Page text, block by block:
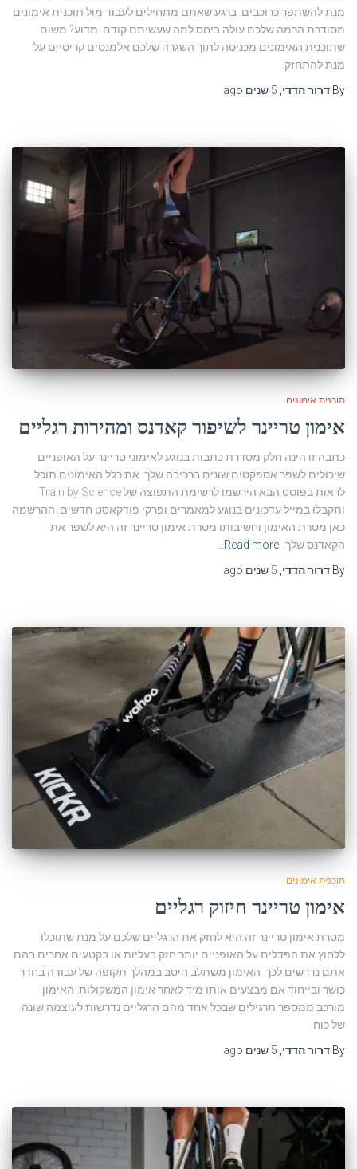
מנת להשתפר כרוכבים. ברגע שאתם מתחילים לעבוד מול תוכנית אימונים
מסודרת הרמה שלכם עולה ביחס למה שעשיתם קודם. מדוע? משום
שתוכנית האימונים מכניסה לתוך השגרה שלכם אלמנטים קריטיים על
מנת להתחזק.
By דרור הדדי, 5 שנים
תוכנית אימונים
אימון טריינר לשיפור קאדנס ומהירות רגליים
כתבה זו הינה חלק מסדרת כתבות בנוגע לאימוני טריינר על האופניים
שיכולים לשפר אספקטים שונים ברכיבה שלך. את כלל האימונים תוכל
לראות בפוסט הבא הירשמו לרשימת התפוצה של Train by Science
ותקבלו במייל עדכונים בנוגע למאמרים ופרקי פודקאסט חדשים. ההרשמה
כאן מטרת האימון וחשיבותו מטרת אימון טריינר זה היא לשפר את
הקאדנס שלך. Read more…
By דרור הדדי 5 שנים
תוכנית אימונים
אימון טריינר חיזוק רגליים
מטרת אימון טריינר זה היא לחזק את הרגליים שלכם על מנת שתוכלו
ללחוץ את הפדלים על האופניים יותר חזק בעליות או בקטעים אחרים בהם
אתם נדרשים לכך. האימון משתלב היטב במהלך תקופה של עבודה בחדר
כושר ובייחוד אם מבצעים אותו מיד לאחר אימון המשקולות. האימון
מורכב ממספר תרגילים שבכל אחד מהם הרגליים נדרשות לעוצמה שונה
של כוח.
By דרור הדדי 5 שנים